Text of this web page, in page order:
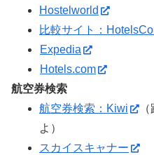
Hostelworld
比較サイト：
Expedia
Hotels.com
航空券検索
航空券検索：Kiwi
よ）
スカイスキャナー